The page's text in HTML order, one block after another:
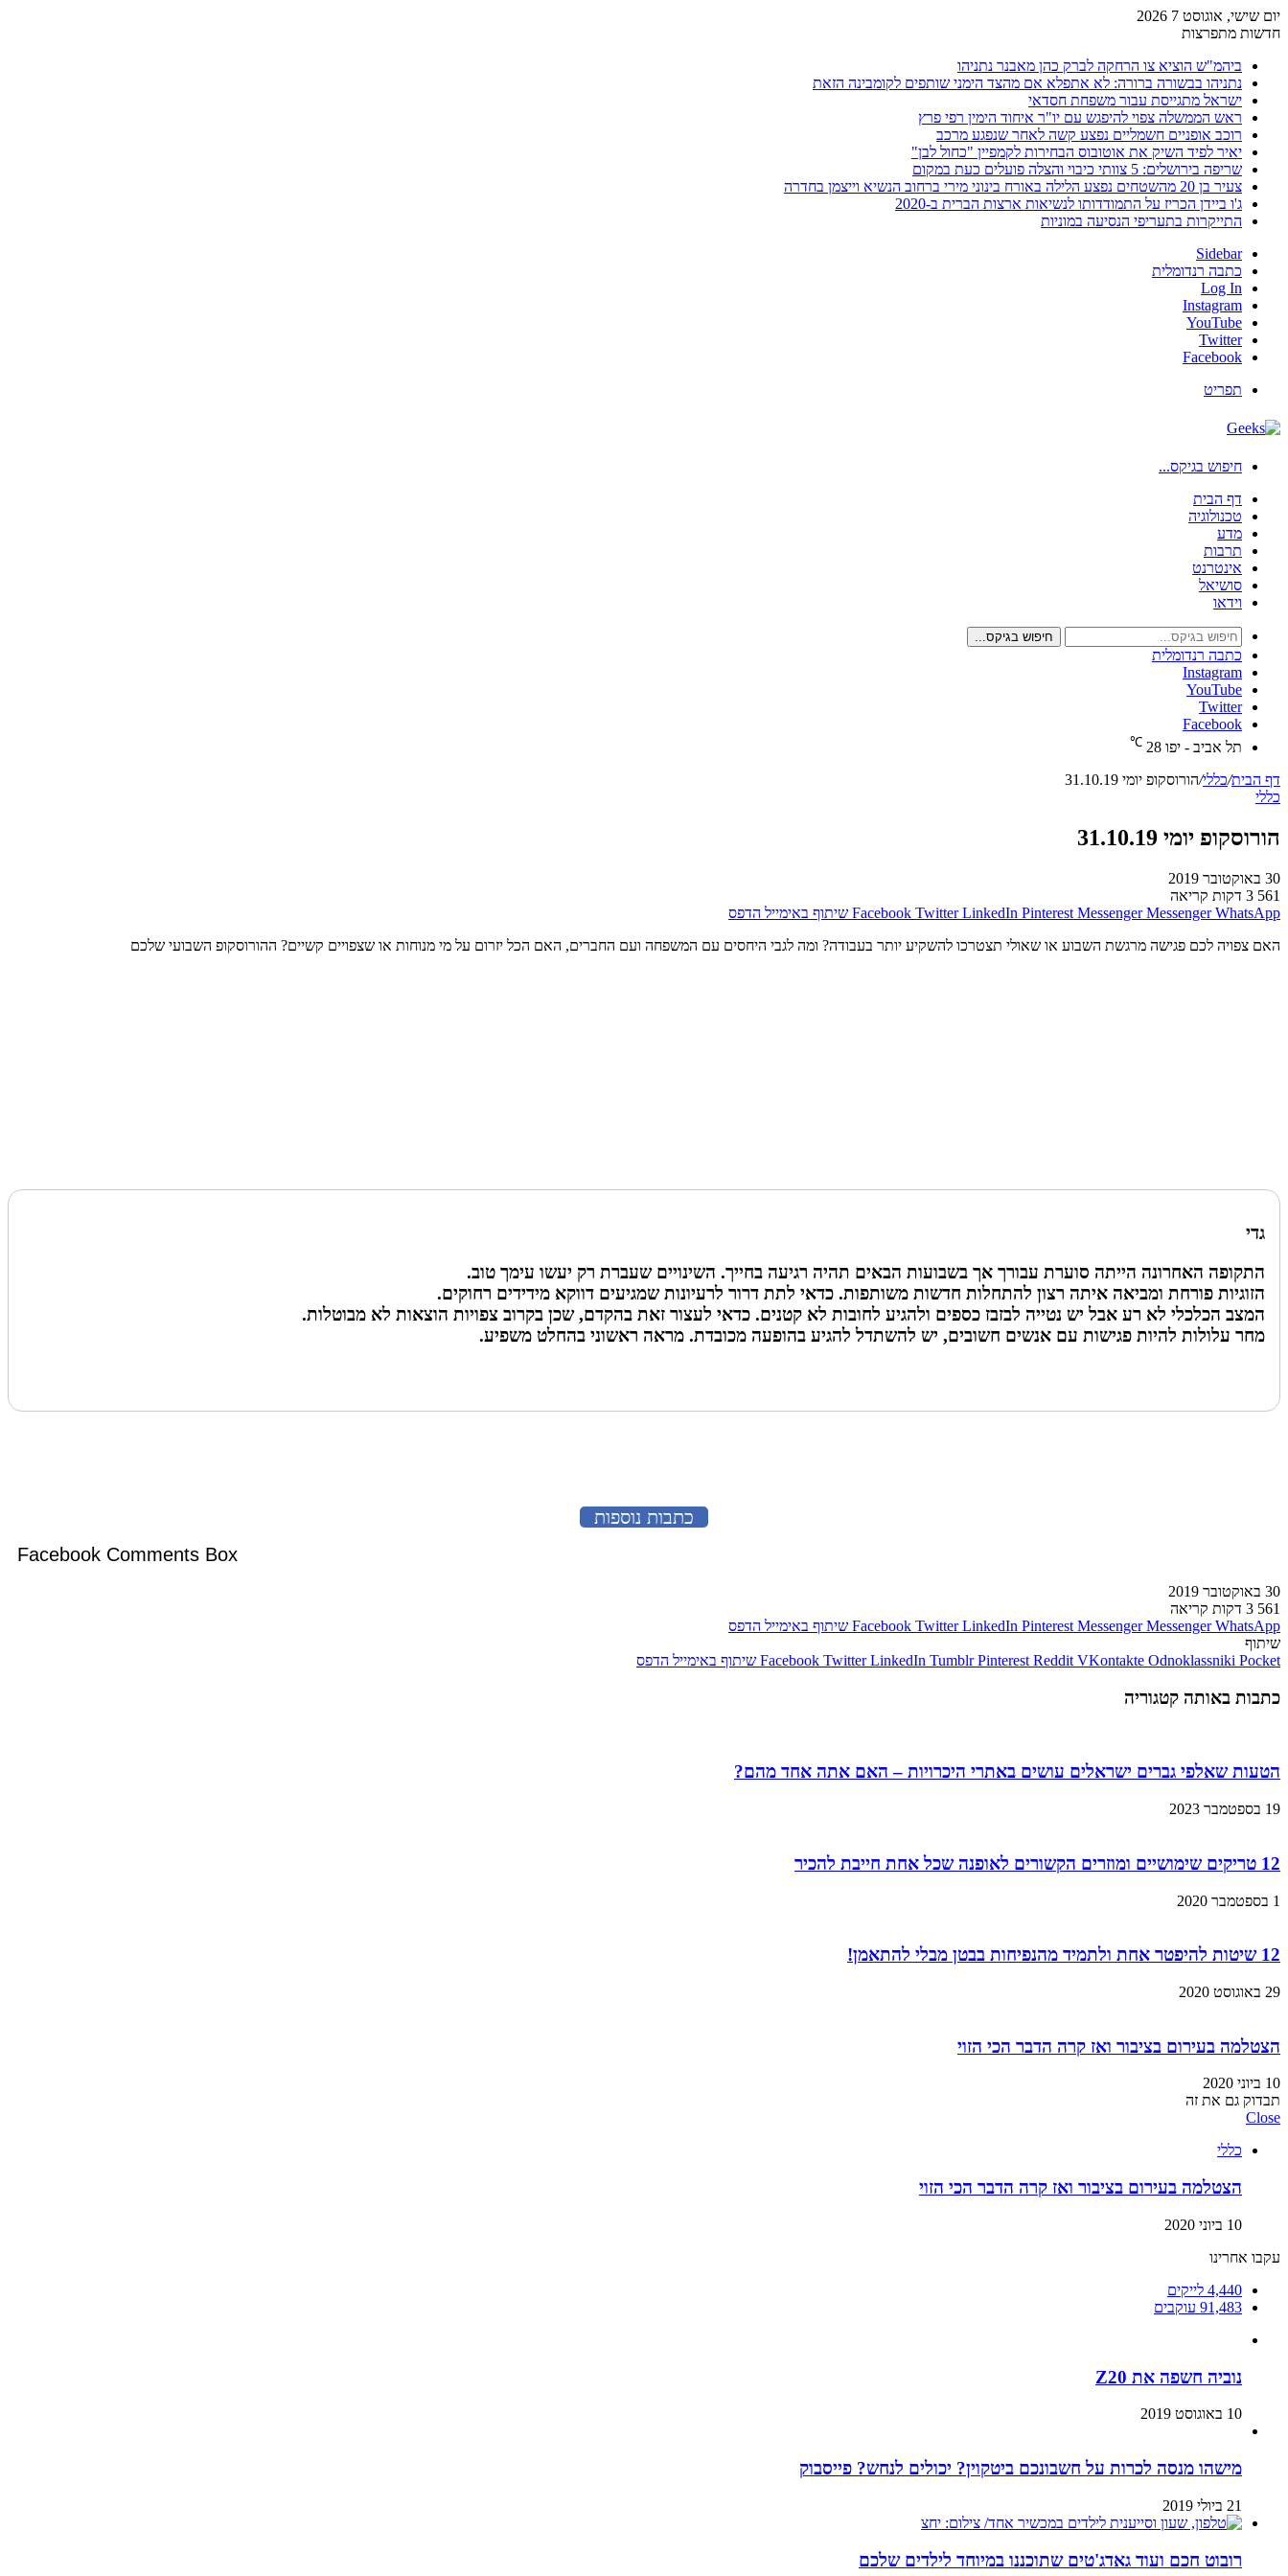
יום שישי, אוגוסט 7 2026
חדשות מתפרצות
ביהמ"ש הוציא צו הרחקה לברק כהן מאבנר נתניהו
נתניהו בבשורה ברורה: לא אתפלא אם מהצד הימני שותפים לקומבינה הזאת
ישראל מתגייסת עבור משפחת חסדאי
ראש הממשלה צפוי להיפגש עם יו"ר איחוד הימין רפי פרץ
רוכב אופניים חשמליים נפצע קשה לאחר שנפגע מרכב
יאיר לפיד השיק את אוטובוס הבחירות לקמפיין "כחול לבן"
שריפה בירושלים: 5 צוותי כיבוי והצלה פועלים כעת במקום
צעיר בן 20 מהשטחים נפצע הלילה באורח בינוני מירי ברחוב הנשיא וייצמן בחדרה
ג'ו ביידן הכריז על התמודדותו לנשיאות ארצות הברית ב-2020
התייקרות בתעריפי הנסיעה במוניות
Sidebar
כתבה רנדומלית
Log In
Instagram
YouTube
Twitter
Facebook
תפריט
חיפוש בגיקס...
דף הבית
טכנולוגיה
מדע
תרבות
אינטרנט
סושיאל
וידאו
חיפוש בגיקס...
כתבה רנדומלית
Instagram
YouTube
Twitter
Facebook
תל אביב - יפו 28
℃
דף הבית/כללי/הורוסקופ יומי 31.10.19
כללי
הורוסקופ יומי 31.10.19
30 באוקטובר 2019
561 3 דקות קריאה
Facebook Twitter LinkedIn Pinterest Messenger Messenger WhatsApp שיתוף באימייל הדפס
האם צפויה לכם פגישה מרגשת השבוע או שאולי תצטרכו להשקיע יותר בעבודה? ומה לגבי היחסים עם המשפחה ועם החברים, האם הכל יזרום על מי מנוחות או שצפויים קשיים? ההורוסקופ השבועי שלכם
גדי
התקופה האחרונה הייתה סוערת עבורך אך בשבועות הבאים תהיה רגיעה בחייך. השינויים שעברת רק יעשו עימך טוב.
הזוגיות פורחת ומביאה איתה רצון להתחלות חדשות משותפות. כדאי לתת דרור לרעיונות שמגיעים דווקא מידידים רחוקים.
המצב הכלכלי לא רע אבל יש נטייה לבזבז כספים ולהגיע לחובות לא קטנים. כדאי לעצור זאת בהקדם, שכן בקרוב צפויות הוצאות לא מבוטלות.
מחר עלולות להיות פגישות עם אנשים חשובים, יש להשתדל להגיע בהופעה מכובדת. מראה ראשוני בהחלט משפיע.
כתבות נוספות
Facebook Comments Box
30 באוקטובר 2019
561 3 דקות קריאה
Facebook Twitter LinkedIn Pinterest Messenger Messenger WhatsApp שיתוף באימייל הדפס
שיתוף
Facebook Twitter LinkedIn Tumblr Pinterest Reddit VKontakte Odnoklassniki Pocket שיתוף באימייל הדפס
כתבות באותה קטגוריה
הטעות שאלפי גברים ישראלים עושים באתרי היכרויות – האם אתה אחד מהם?
19 בספטמבר 2023
12 טריקים שימושיים ומוזרים הקשורים לאופנה שכל אחת חייבת להכיר
1 בספטמבר 2020
12 שיטות להיפטר אחת ולתמיד מהנפיחות בבטן מבלי להתאמן!
29 באוגוסט 2020
הצטלמה בעירום בציבור ואז קרה הדבר הכי הזוי
10 ביוני 2020
תבדוק גם את זה
Close
כללי
הצטלמה בעירום בציבור ואז קרה הדבר הכי הזוי
10 ביוני 2020
עקבו אחרינו
4,440 לייקים
91,483 עוקבים
נוביה חשפה את Z20
10 באוגוסט 2019
מישהו מנסה לכרות על חשבונכם ביטקוין? יכולים לנחש? פייסבוק
21 ביולי 2019
רובוט חכם ועוד גאדג'טים שתוכננו במיוחד לילדים שלכם